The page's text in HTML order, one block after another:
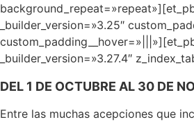
_builder_version=»3.25″
_builder_version=»3.27.4″
DEL 1 DE OCTUBRE AL 30 DE
Entre las muchas acepciones que